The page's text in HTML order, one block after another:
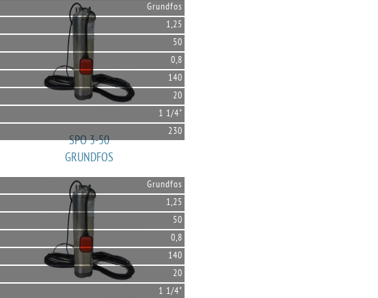
Grundfos
1,25
50
0,8
140
20
1 1/4"
230
SPO 3-50
GRUNDFOS
Grundfos
1,25
50
0,8
140
20
1 1/4"